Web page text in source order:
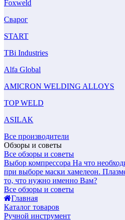
Foxweld
Сварог
START
TBi Industries
Alfa Global
AMICRON WELDING ALLOYS
TOP WELD
ASILAK
Все производители
Обзоры и советы
Все обзоры и советы
Выбор компрессора На что
при выборе маски хамелеон.
то, что нужно именно Вам?
Все обзоры и советы
Главная
Каталог товаров
Ручной инструмент